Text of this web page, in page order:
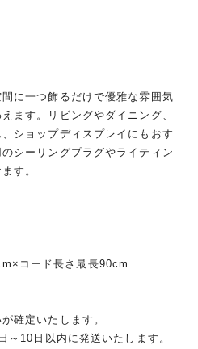
に一つ飾るだけで優雅な雰囲気
ます。リビングやダイニング、
ショップディスプレイにもおす
シーリングプラグやライティン
す。
コード長さ最長90cm
確定いたします。
～10日以内に発送いたします。